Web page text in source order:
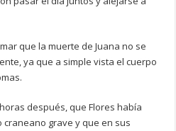
que la muerte de Juana no se
ya que a simple vista el cuerpo
después, que Flores había
grave y que en sus